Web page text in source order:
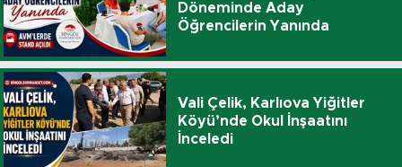
Döneminde Aday
Öğrencilerin Yanında
Vali Çelik, Karlıova Yiğitler
Köyü’nde Okul İnşaatını
İnceledi